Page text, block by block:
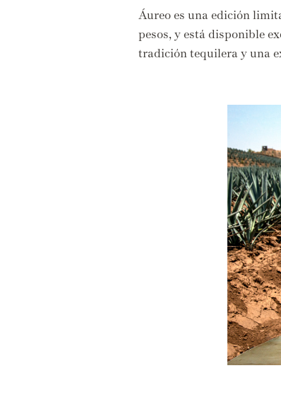
Áureo es una edición
pesos, y está disponible
tradición tequilera y una